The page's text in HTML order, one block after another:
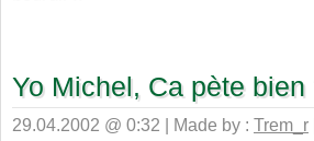
Yo Michel, Ca pète bien
29.04.2002 @ 0:32 | Made by : Trem_r